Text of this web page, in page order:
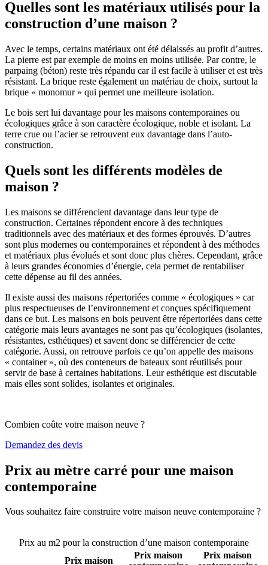
Quelles sont les matériaux utilisés pour la
construction d’une maison ?
Avec le temps, certains matériaux ont été délaissés au profit d’autres.
La pierre est par exemple de moins en moins utilisée. Par contre, le
parpaing (béton) reste très répandu car il est facile à utiliser et est très
résistant. La brique reste également un matériau de choix, surtout la
brique « monomur » qui permet une meilleure isolation.
Le bois sert lui davantage pour les maisons contemporaines ou
écologiques grâce à son caractère écologique, noble et isolant. La
terre crue ou l’acier se retrouvent eux davantage dans l’auto-
construction.
Quels sont les différents modèles de
maison ?
Les maisons se différencient davantage dans leur type de
construction. Certaines répondent encore à des techniques
traditionnels avec des matériaux et des formes éprouvés. D’autres
sont plus modernes ou contemporaines et répondent à des méthodes
et matériaux plus évolués et sont donc plus chères. Cependant, grâce
à leurs grandes économies d’énergie, cela permet de rentabiliser
cette dépense au fil des années.
Il existe aussi des maisons répertoriées comme « écologiques » car
plus respectueuses de l’environnement et conçues spécifiquement
dans ce but. Les maisons en bois peuvent être répertoriées dans cette
catégorie mais leurs avantages ne sont pas qu’écologiques (isolantes,
résistantes, esthétiques) et savent donc se différencier de cette
catégorie. Aussi, on retrouve parfois ce qu’on appelle des maisons
« container », où des conteneurs de bateaux sont réutilisés pour
servir de base à certaines habitations. Leur esthétique est discutable
mais elles sont solides, isolantes et originales.
Combien coûte votre maison neuve ?
Demandez des devis
Prix au mètre carré pour une maison
contemporaine
Vous souhaitez faire construire votre maison neuve contemporaine ?
Prix au m2 pour la construction d’une maison contemporaine
Prix maison
Prix maison
Prix maison